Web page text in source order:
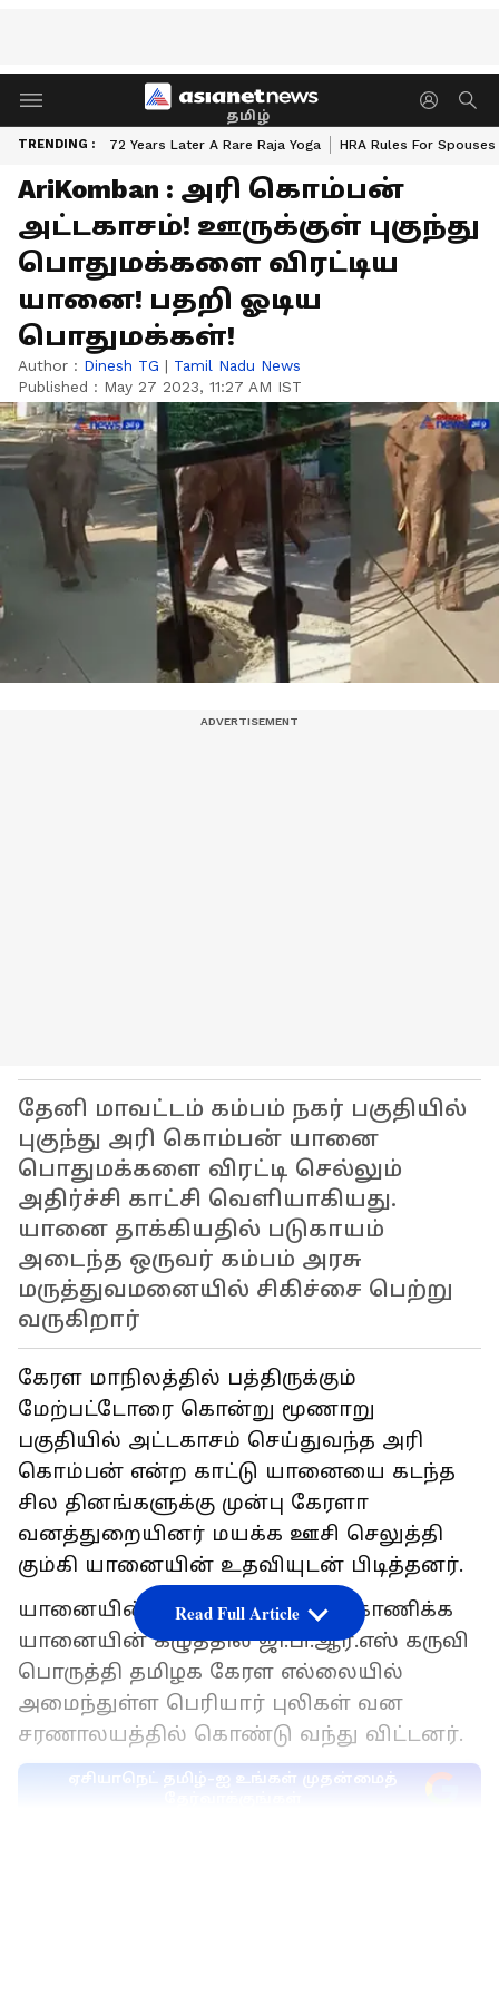
தமிழ்
TRENDING : 72 Years Later A Rare Raja Yoga HRA Rules For Spouses
AriKomban : அரி கொம்பன்
அட்டகாசம்! ஊருக்குள் புகுந்து
பொதுமக்களை விரட்டிய
யானை! பதறி ஓடிய
பொதுமக்கள்!
Author : Dinesh TG | Tamil Nadu News
Published : May 27 2023, 11:27 AM IST
தேனி மாவட்டம் கம்பம் நகர் பகுதியில்
புகுந்து அரி கொம்பன் யானை
பொதுமக்களை விரட்டி செல்லும்
அதிர்ச்சி காட்சி வெளியாகியது.
யானை தாக்கியதில் படுகாயம்
அடைந்த ஒருவர் கம்பம் அரசு
மருத்துவமனையில் சிகிச்சை பெற்று
வருகிறார்
கேரள மாநிலத்தில் பத்திருக்கும்
மேற்பட்டோரை கொன்று மூணாறு
பகுதியில் அட்டகாசம் செய்துவந்த அரி
கொம்பன் என்ற காட்டு யானையை கடந்த
சில தினங்களுக்கு முன்பு கேரளா
வனத்துறையினர் மயக்க ஊசி செலுத்தி
கும்கி யானையின் உதவியுடன் பிடித்தனர்.
யானையின் நடமாட்டத்தை கண்காணிக்க
யானையின் கழுத்தில் ஜி.பி.ஆர்.எஸ் கருவி
பொருத்தி தமிழக கேரள எல்லையில்
அமைந்துள்ள பெரியார் புலிகள் வன
சரணாலயத்தில் கொண்டு வந்து விட்டனர்.
ஏசியாநெட் தமிழ்-ஐ உங்கள் முதன்மைத்
Read Full Article